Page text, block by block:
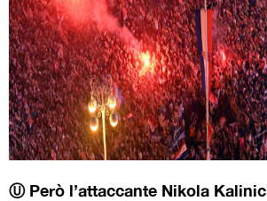
Ⓤ Però l’attaccante Nikola Kalinic